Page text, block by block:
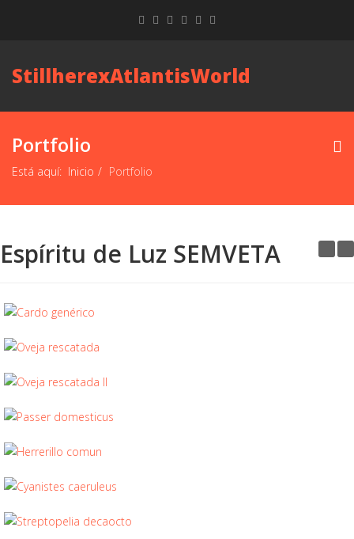
StillherexAtlantisWorld
Portfolio
Está aquí: Inicio Portfolio
Espíritu de Luz SEMVETA